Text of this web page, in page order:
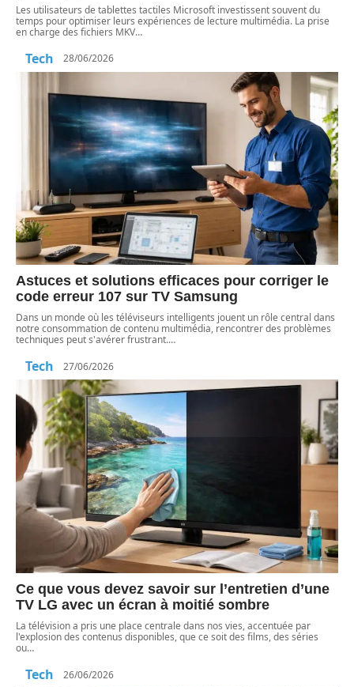
Les utilisateurs de tablettes tactiles Microsoft investissent souvent du
temps pour optimiser leurs expériences de lecture multimédia. La prise
en charge des fichiers MKV…
Tech 28/06/2026
Astuces et solutions efficaces pour corriger le
code erreur 107 sur TV Samsung
Dans un monde où les téléviseurs intelligents jouent un rôle central dans
notre consommation de contenu multimédia, rencontrer des problèmes
techniques peut s'avérer frustrant.…
Tech 27/06/2026
Ce que vous devez savoir sur l’entretien d’une
TV LG avec un écran à moitié sombre
La télévision a pris une place centrale dans nos vies, accentuée par
l'explosion des contenus disponibles, que ce soit des films, des séries
ou…
Tech 26/06/2026